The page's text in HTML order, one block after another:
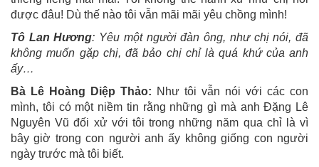
được đâu! Dù thế nào tôi vẫn mãi mãi yêu chồng mình!
Tô Lan Hương: Yêu một người đàn ông, như chị nói, đã
không muốn gặp chị, đã bảo chị chỉ là quá khứ của anh
ấy…
Bà Lê Hoàng Diệp Thảo: Như tôi vẫn nói với các con
mình, tôi có một niềm tin rằng những gì mà anh Đặng Lê
Nguyên Vũ đối xử với tôi trong những năm qua chỉ là vì
bây giờ trong con người anh ấy không giống con người
ngày trước mà tôi biết.